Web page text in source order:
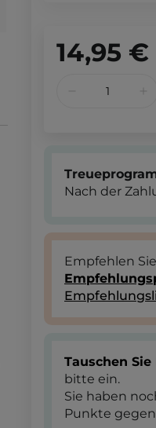
14,95 €
Nach der
Empfehlen
Tauschen
bitte ein.
Sie haben
Punkte